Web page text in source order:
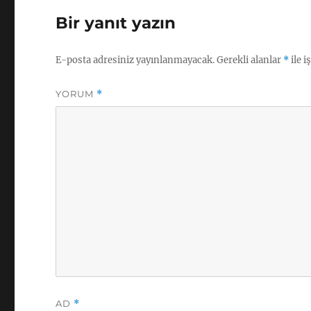
Bir yanıt yazın
E-posta adresiniz yayınlanmayacak.Gerekli alanlar *ile
YORUM *
AD *